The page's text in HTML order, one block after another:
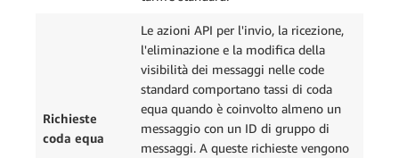
Richieste
coda equa
Le azioni API per l'invio, la ricezione,
l'eliminazione e la modifica della
visibilità dei messaggi nelle code
standard comportano tassi di coda
equa quando è coinvolto almeno un
messaggio con un ID di gruppo di
messaggi. A queste richieste vengono